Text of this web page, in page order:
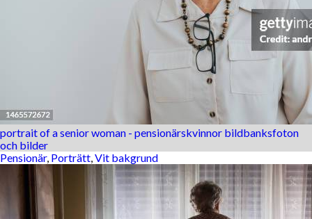
portrait of a senior woman - pensionärskvinnor bildbanksfoton
och bilder
Pensionär, Porträtt,Vit bakgrund